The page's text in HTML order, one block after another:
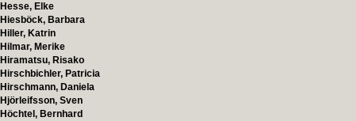
Hesse, Elke
Hiesböck, Barbara
Hiller, Katrin
Hilmar, Merike
Hiramatsu, Risako
Hirschbichler, Patricia
Hirschmann, Daniela
Hjörleifsson, Sven
Höchtel, Bernhard